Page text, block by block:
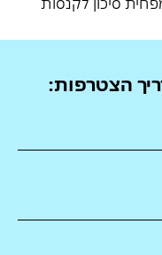
הצטרפות: